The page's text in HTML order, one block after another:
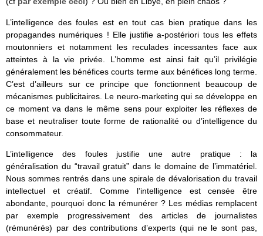
L’intelligence des foules est en tout cas bien pratique dans les
propagandes numériques ! Elle justifie a-postériori tous les effets
moutonniers et notamment les reculades incessantes face aux
atteintes à la vie privée. L’homme est ainsi fait qu’il privilégie
généralement les bénéfices courts terme aux bénéfices long terme.
C’est d’ailleurs sur ce principe que fonctionnent beaucoup de
mécanismes publicitaires. Le neuro-marketing qui se développe en
ce moment va dans le même sens pour exploiter les réflexes de
base et neutraliser toute forme de rationalité ou d’intelligence du
consommateur.
L’intelligence des foules justifie une autre pratique : la
généralisation du “travail gratuit” dans le domaine de l’immatériel.
Nous sommes rentrés dans une spirale de dévalorisation du travail
intellectuel et créatif. Comme l’intelligence est censée être
abondante, pourquoi donc la rémunérer ? Les médias remplacent
par exemple progressivement des articles de journalistes
(rémunérés) par des contributions d’experts (qui ne le sont pas,